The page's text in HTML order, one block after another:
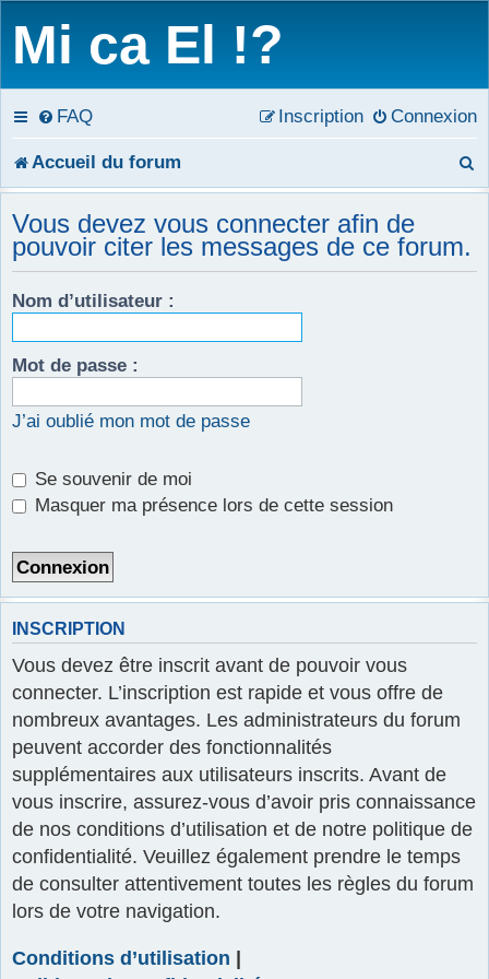
Mi ca El !?
FAQ Connexion
Inscription
Accueil du forum
e
h
Vous devez vous connecter afin de
pouvoir citer les messages de ce forum.
Nom d’utilisateur :
Mot de passe :
J’ai oublié mon mot de passe
Se souvenir de moi
Masquer ma présence lors de cette session
INSCRIPTION
Vous devez être inscrit avant de pouvoir vous
connecter. L’inscription est rapide et vous offre de
nombreux avantages. Les administrateurs du forum
peuvent accorder des fonctionnalités
supplémentaires aux utilisateurs inscrits. Avant de
vous inscrire, assurez-vous d’avoir pris connaissance
de nos conditions d’utilisation et de notre politique de
confidentialité. Veuillez également prendre le temps
de consulter attentivement toutes les règles du forum
lors de votre navigation.
Conditions d’utilisation |